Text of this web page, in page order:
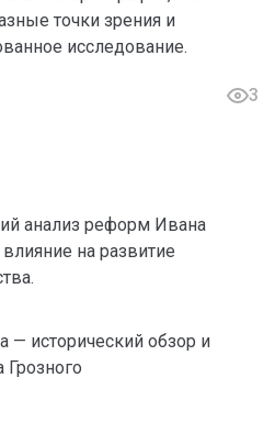
точки зрения и
исследование.
3
анализ реформ Ивана
на развитие
— исторический обзор и